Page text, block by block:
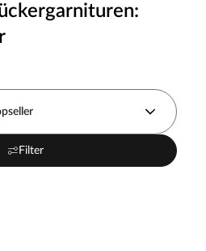
Filter